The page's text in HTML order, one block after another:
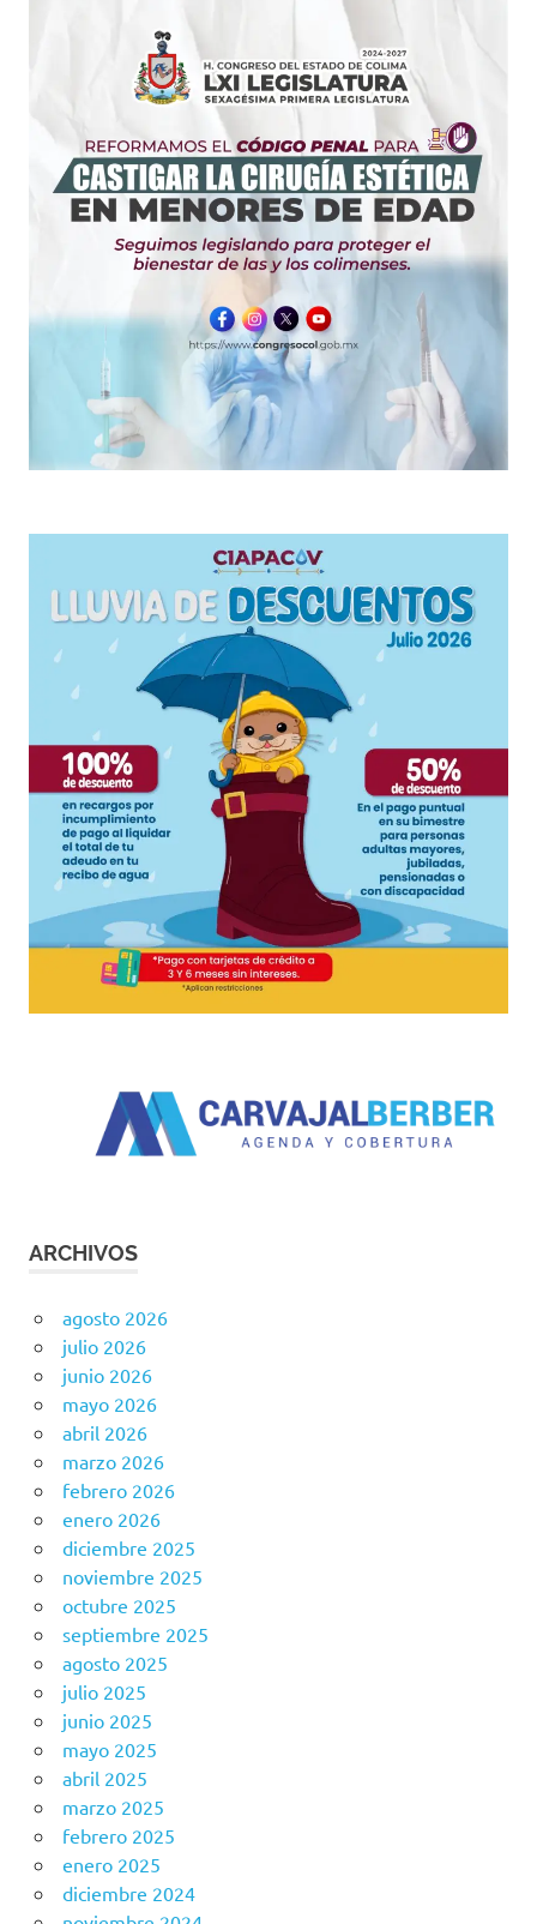
ARCHIVOS
agosto 2026
julio 2026
junio 2026
mayo 2026
abril 2026
marzo 2026
febrero 2026
enero 2026
diciembre 2025
noviembre 2025
octubre 2025
septiembre 2025
agosto 2025
julio 2025
junio 2025
mayo 2025
abril 2025
marzo 2025
febrero 2025
enero 2025
diciembre 2024